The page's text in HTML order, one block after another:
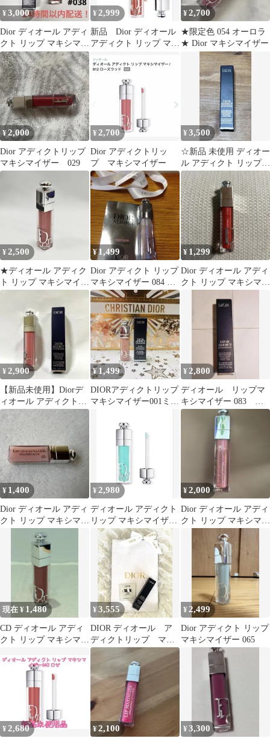
¥3,000
Dior ディオール アディ
クト リップ マキシマイ
ザー #038 6ml
¥2,999
新品 Dior ディオール
アディクト リップ マキ
¥2,700
★限定色 054 オーロラ
★ Dior マキシマイザー
¥2,000
Dior アディクトリップ
マキシマイザー 029
¥ 2,700
Dior アディクトリッ
プ マキシマイザー
¥3,500
☆新品 未使用 ディオー
ル アディクト リップ
マキシマイザー 026☆
¥2,500
★ディオール アディク
ト リップ マキシマイザ
ー 014 シマーマカダミ
¥1,499
Dior アディクト リップ
マキシマイザー 084 ブ
ルーマニア おまけ付
き
¥1,299
Dior ディオール アディ
クト リップ マキシマイ
¥2,900
【新品未使用】Diorデ
ィオール アディクトリ
ップ マキシマイザー
054オーロラ
¥ 1,499
DIORアディクトリップ
マキシマイザー001ミニ
¥ 2,800
ディオール リップマ
キシマイザー 083 ス
パークリングローズ
¥ 1,400
Dior ディオール アディ
クト リップ マキシマイ
ザー 001 リップグロス
¥ 2,980
ディオール アディクト
リップ マキシマイザー
094 アクアポップ
¥2,000
Dior ディオール アディ
クト リップ マキシマイ
現在 ¥ 1,480
CD ディオール アディ
クト リップ マキシマイ
中古
¥3,555
DIOR ディオール ア
ディクトリップ マキ
シマイザー 212 チュ
チュ 新品
¥2,499
Dior アディクト リップ
マキシマイザー 065
¥2,680 ¥2,100 ¥3,300